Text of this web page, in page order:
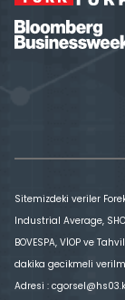
Sitemizdeki veriler
Industrial Average,
BOVESPA, VİOP ve
dakika gecikmeli
Adresi :